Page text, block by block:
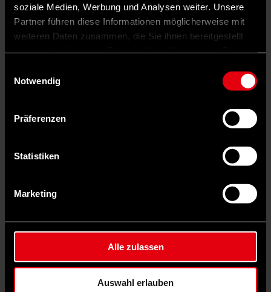
soziale Medien, Werbung und Analysen weiter. Unsere
Partner führen diese Informationen möglicherweise mit
weiteren Daten zusammen, die Sie ihnen bereitgestellt
Notwendig
Präferenzen
Statistiken
Marketing
Alle zulassen
Auswahl erlauben